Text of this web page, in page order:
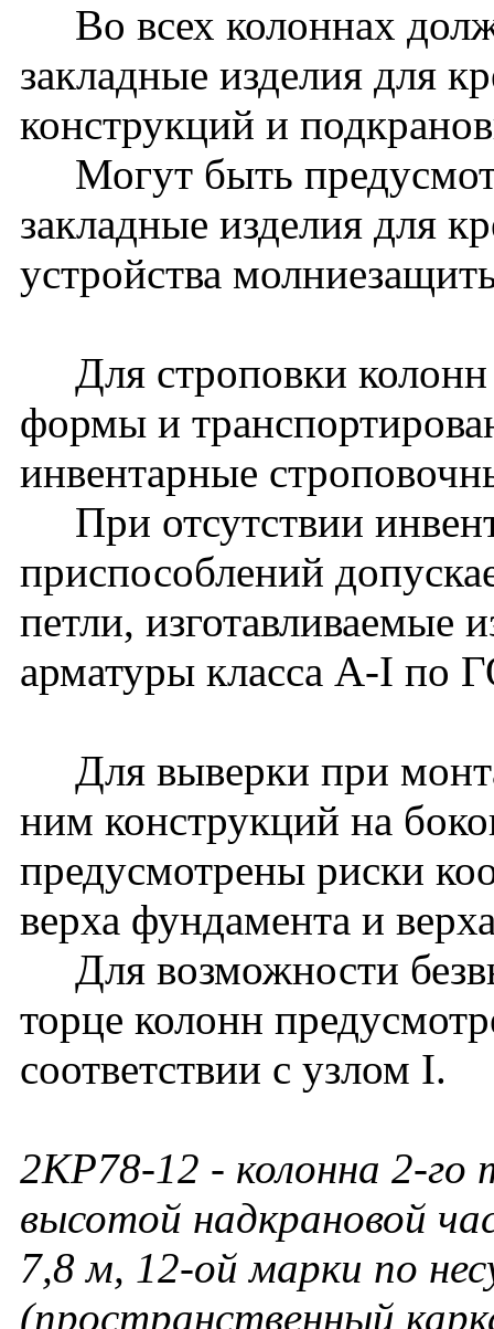
Во всех колоннах
закладные изделия для
конструкций и
Могут быть
закладные изделия для
устройства
Для строповки колонн
формы и
инвентарные
При отсутствии
приспособлений
петли, изготавливаемые
арматуры класса A-I по
Для выверки при
ним конструкций на
предусмотрены риски
верха фундамента и
Для возможности
торце колонн
соответствии с узлом I.
2КР78-12 - колонна 2-го
высотой надкрановой
7,8 м, 12-ой марки по
(пространственный